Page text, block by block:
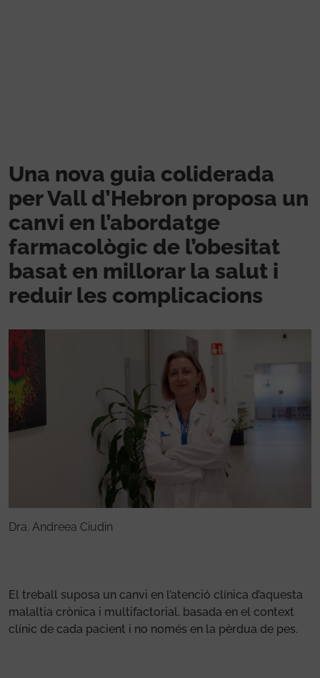
Una nova guia coliderada
per Vall d’Hebron proposa un
canvi en l’abordatge
farmacològic de l’obesitat
basat en millorar la salut i
reduir les complicacions
Dra. Andreea Ciudin
El treball suposa un canvi en l’atenció clínica d’aquesta
malaltia crònica i multifactorial, basada en el context
clínic de cada pacient i no només en la pèrdua de pes.